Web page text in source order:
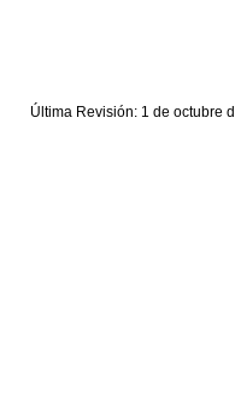
Última Revisión: 1 de octubre